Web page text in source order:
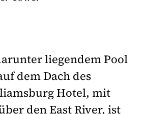
liegendem Pool
dem Dach des
Hotel, mit
den East River, ist